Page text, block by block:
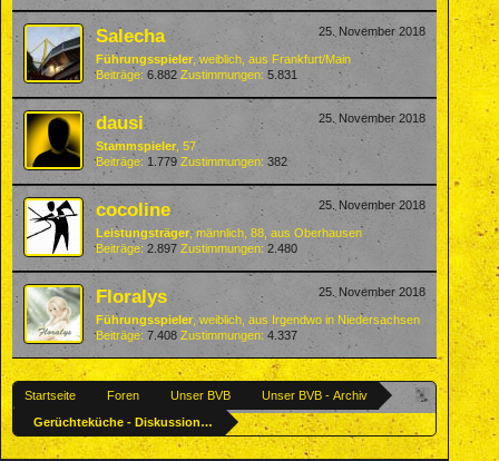
25. November 2018
Salecha
Führungsspieler , weiblich, aus Frankfurt/Main
Beiträge: 6.882 Zustimmungen: 5.831
25. November 2018
dausi
Stammspieler , 57
Beiträge: 1.779 Zustimmungen: 382
25. November 2018
cocoline
Leistungsträger, männlich, 88, aus Oberhausen
Beiträge: 2.897 Zustimmungen: 2.480
25. November 2018
Floralys
Führungsspieler , weiblich, aus Irgendwo in Niedersachsen
Beiträge: 7.408 Zustimmungen: 4.337
Startseite Foren Unser BVB
Unser BVB - Archiv
Gerüchteküche - Diskussionen über mögliche Zugänge beim BVB